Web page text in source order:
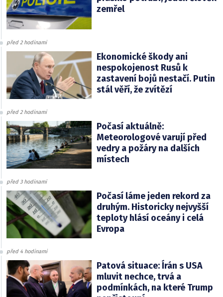
zemřel
před 2 hodinami
Ekonomické škody ani
nespokojenost Rusů k
zastavení bojů nestačí. Putin
stál věří, že zvítězí
před 2 hodinami
Počasí aktuálně:
Meteorologové varují před
vedry a požáry na dalších
místech
před 3 hodinami
Počasí láme jeden rekord za
druhým. Historicky nejvyšší
teploty hlásí oceány i celá
Evropa
před 4 hodinami
Patová situace: Írán s USA
mluvit nechce, trvá a
podmínkách, na které Trump